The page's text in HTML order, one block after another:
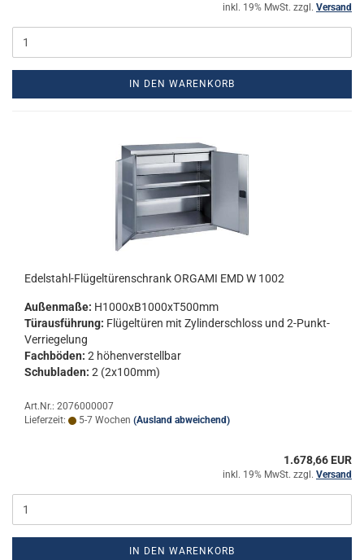
inkl. 19% MwSt. zzgl. Versand
IN DEN WARENKORB
Edelstahl-​​Flü­gel­tü­ren­schrank OR­GA­MI EMD W 1002
Au­ßen­ma­ße: H1000xB1000xT500mm
Tür­aus­füh­rung: Flü­gel­tü­ren mit Zy­lin­der­schloss und 2-​Punkt-
Verriegelung
Fach­bö­den: 2 hö­hen­ver­stell­bar
Schub­la­den: 2 (2x100mm)
Art.Nr.: 2076000007
Lieferzeit:
5-7 Wochen (Ausland abweichend)
1.678,66 EUR
inkl. 19% MwSt. zzgl. Versand
IN DEN WARENKORB